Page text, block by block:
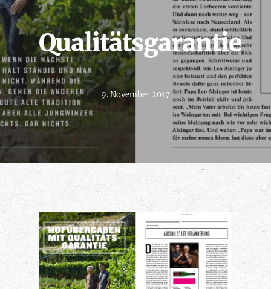
Qualitätsgarantie
9. November 2017